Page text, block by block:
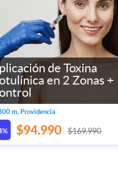
de Toxina
en 2 Zonas +
m, Providencia
$94.990 $169.990